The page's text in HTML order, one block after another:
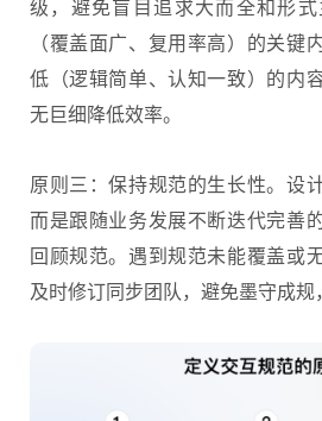
级，避免盲目追求大而全和形
（覆盖面广、复用率高）的关键
低（逻辑简单、认知一致）的内
无巨细降低效率。
原则三：保持规范的生长性。设
而是跟随业务发展不断迭代完善
回顾规范。遇到规范未能覆盖或
及时修订同步团队，避免墨守成规